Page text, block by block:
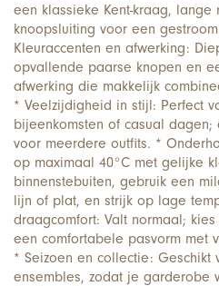
een klassieke Kent-kraag, lange
knoopsluiting voor een
Kleuraccenten en afwerking:
opvallende paarse knopen en
afwerking die makkelijk
* Veelzijdigheid in stijl: Perfect
bijeenkomsten of casual
voor meerdere outfits. *
op maximaal 40°C met gelijke
binnenstebuiten, gebruik een
lijn of plat, en strijk op lage
draagcomfort: Valt normaal;
een comfortabele pasvorm met
* Seizoen en collectie: Geschikt
ensembles, zodat je garderobe